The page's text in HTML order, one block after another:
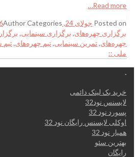
Read more…
Posted on جولای 24, 2016 AuthorCategories
برگزاری چهره‌های, برگزاری سینمایی,
چهره‌های,تمرین سینمایی,تیم چهره‌های,تیم
ملی ::
.
خرید بک لینک دائمی
لایسنس نود32
پسورد نود 32
اوکلی لایسنس رایگان نود 32
همیار نود 32
بهترین سئو
رایگان